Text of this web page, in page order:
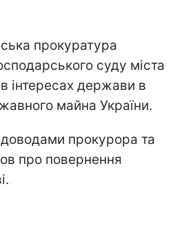
прокуратура
суду міста
інтересах держави в
майна України.
прокурора та
про повернення